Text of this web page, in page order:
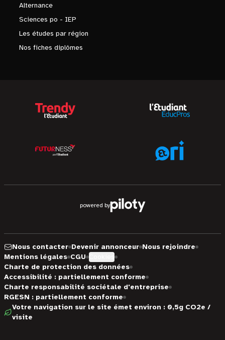
Alternance
Sciences po - IEP
Les études par région
Nos fiches diplômes
powered by
Nous contacter Devenir annonceur Nous rejoindre
Mentions légales CGU
Charte de protection des données
Accessibilité : partiellement conforme
Charte responsabilité sociétale d'entreprise
RGESN : partiellement conforme
Votre navigation sur le site émet environ : 0,5g CO2e /
visite